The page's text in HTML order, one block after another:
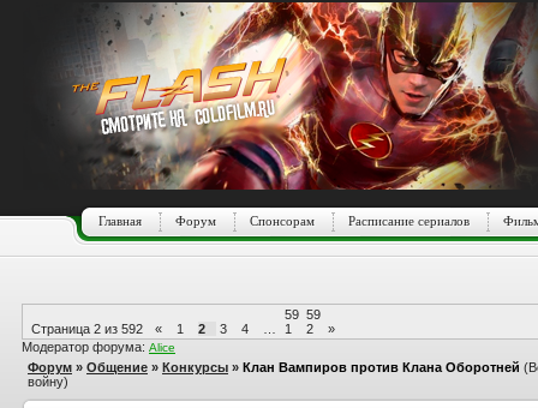
Главная Форум Спонсорам Расписание сериалов
Страница 2 из 592 « 1 2 3 4
59
1
59
2
»
Модератор форума: Alice
Форум » Общение » Конкурсы » Клан Вампиров против Клана Оборотней
войну)